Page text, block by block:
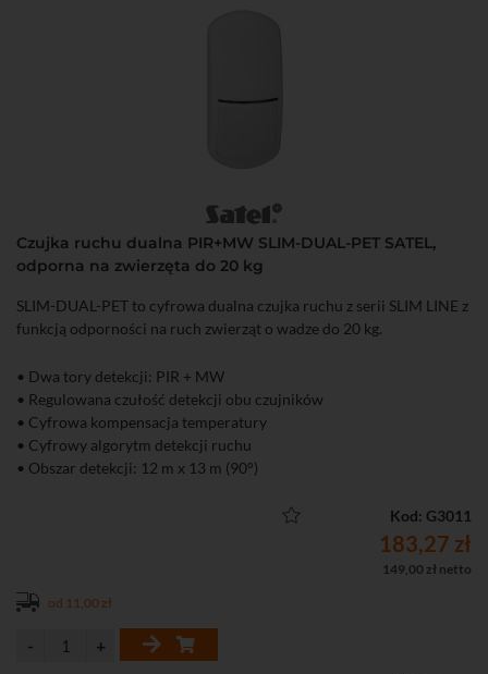
Czujka ruchu dualna PIR+MW SLIM-DUAL-PET SATEL,
odporna na zwierzęta do 20 kg
SLIM-DUAL-PET to cyfrowa dualna czujka ruchu z serii SLIM LINE z
funkcją odporności na ruch zwierząt o wadze do 20 kg.
• Dwa tory detekcji: PIR + MW
• Regulowana czułość detekcji obu czujników
• Cyfrowa kompensacja temperatury
• Cyfrowy algorytm detekcji ruchu
• Obszar detekcji: 12 m x 13 m (90°)
• Odporność na ruch zwierząt o masie do 20 kg
• Zgodność z normą EN50131, Grade 2
Kod: G3011
183,27 zł
149,00 zł netto
od 11,00 zł